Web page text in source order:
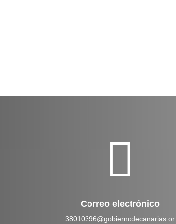

Correo electrónico
38010396@gobiernodecanarias.or